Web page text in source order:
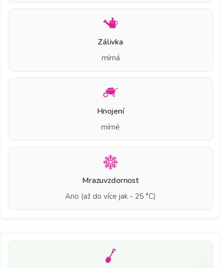
Zálivka
mírná
Hnojení
mírné
Mrazuvzdornost
Ano (až do více jak - 25 °C)